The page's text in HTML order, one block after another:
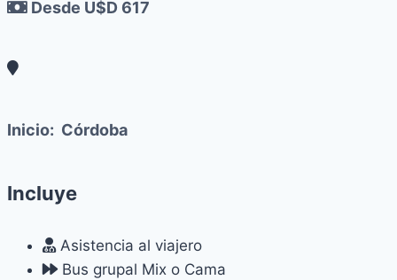
Desde U$D 617
Inicio: Córdoba
Incluye
Asistencia al viajero
Bus grupal Mix o Cama